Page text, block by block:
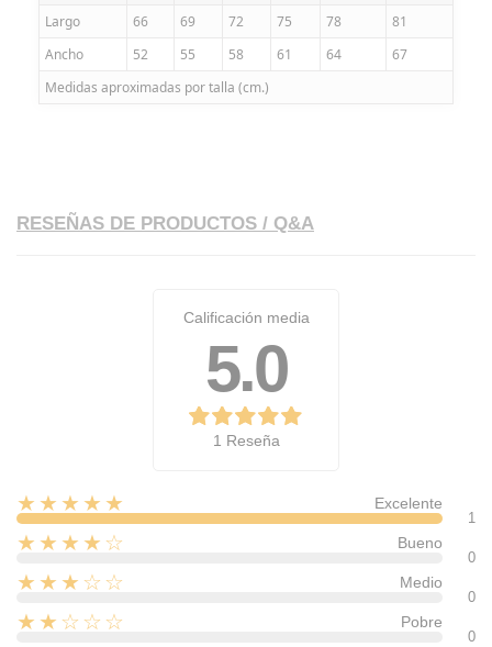
Largo
66 69 72 75 78
81
Ancho
52 55 58 61 64
67
Medidas aproximadas por talla (cm.)
RESEÑAS DE PRODUCTOS / Q&A
Calificación media
5.0
1 Reseña
★★★★★ Excelente
1
★★★★☆ Bueno
0
★★★☆☆ Medio
0
★★☆☆☆ Pobre
0